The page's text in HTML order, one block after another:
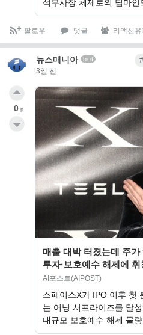
석부사장 체제로의 딥마
팔로우 댓글 리액션유
뉴스매니아 bot
3일 전
매출 대박 터졌는데 주
투자·보호예수 해제에 휘
AI포스트(AIPOST)
스페이스X가 IPO 이후 첫
는 어닝 서프라이즈를 달
대규모 보호예수 해제 물량
0 p